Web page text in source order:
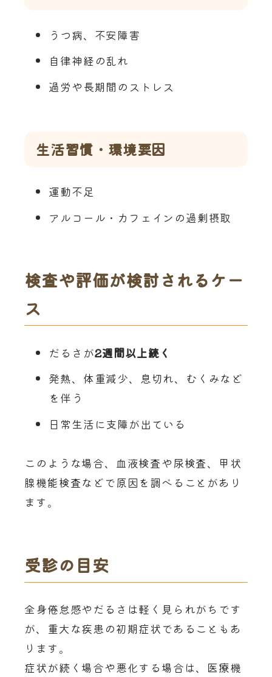
うつ病、不安障害
自律神経の乱れ
過労や長期間のストレス
生活習慣・環境要因
運動不足
アルコール・カフェインの過剰摂取
検査や評価が検討されるケー
ス
だるさが2週間以上続く
発熱、体重減少、息切れ、むくみなど
を伴う
日常生活に支障が出ている
このような場合、血液検査や尿検査、甲状
腺機能検査などで原因を調べることがあり
ます。
受診の目安
全身倦怠感やだるさは軽く見られがちです
が、重大な疾患の初期症状であることもあ
ります。
症状が続く場合や悪化する場合は、医療機